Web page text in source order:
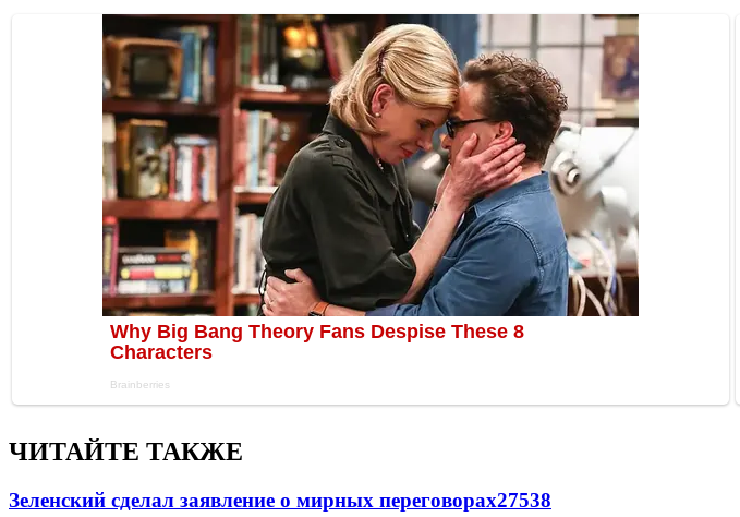
ЧИТАЙТЕ ТАКЖЕ
Зеленский сделал заявление о мирных переговорах27538